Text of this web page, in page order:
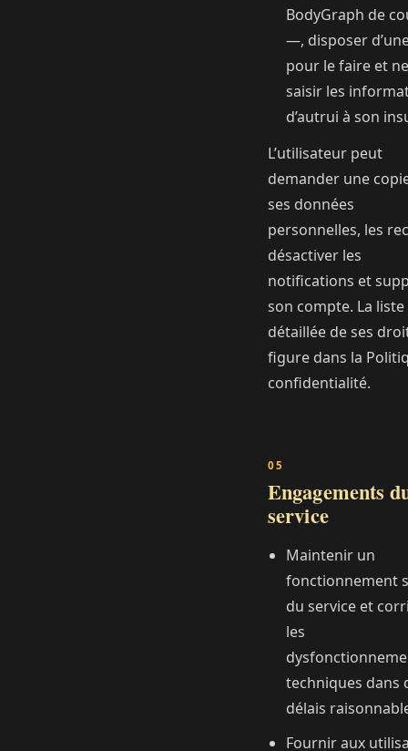
BodyGraph de
—, disposer
pour le faire et
saisir les
d’autrui à son
L’utilisateur peut
demander une
ses données
personnelles, les
désactiver les
notifications et
son compte. La liste
détaillée de ses
figure dans la
confidentialité.
Engagements
service
Maintenir un
fonctionnement
du service et
les
techniques dans
délais
Fournir aux